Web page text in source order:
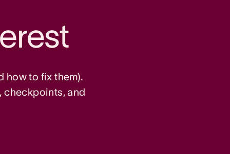
how to fix them).
checkpoints, and